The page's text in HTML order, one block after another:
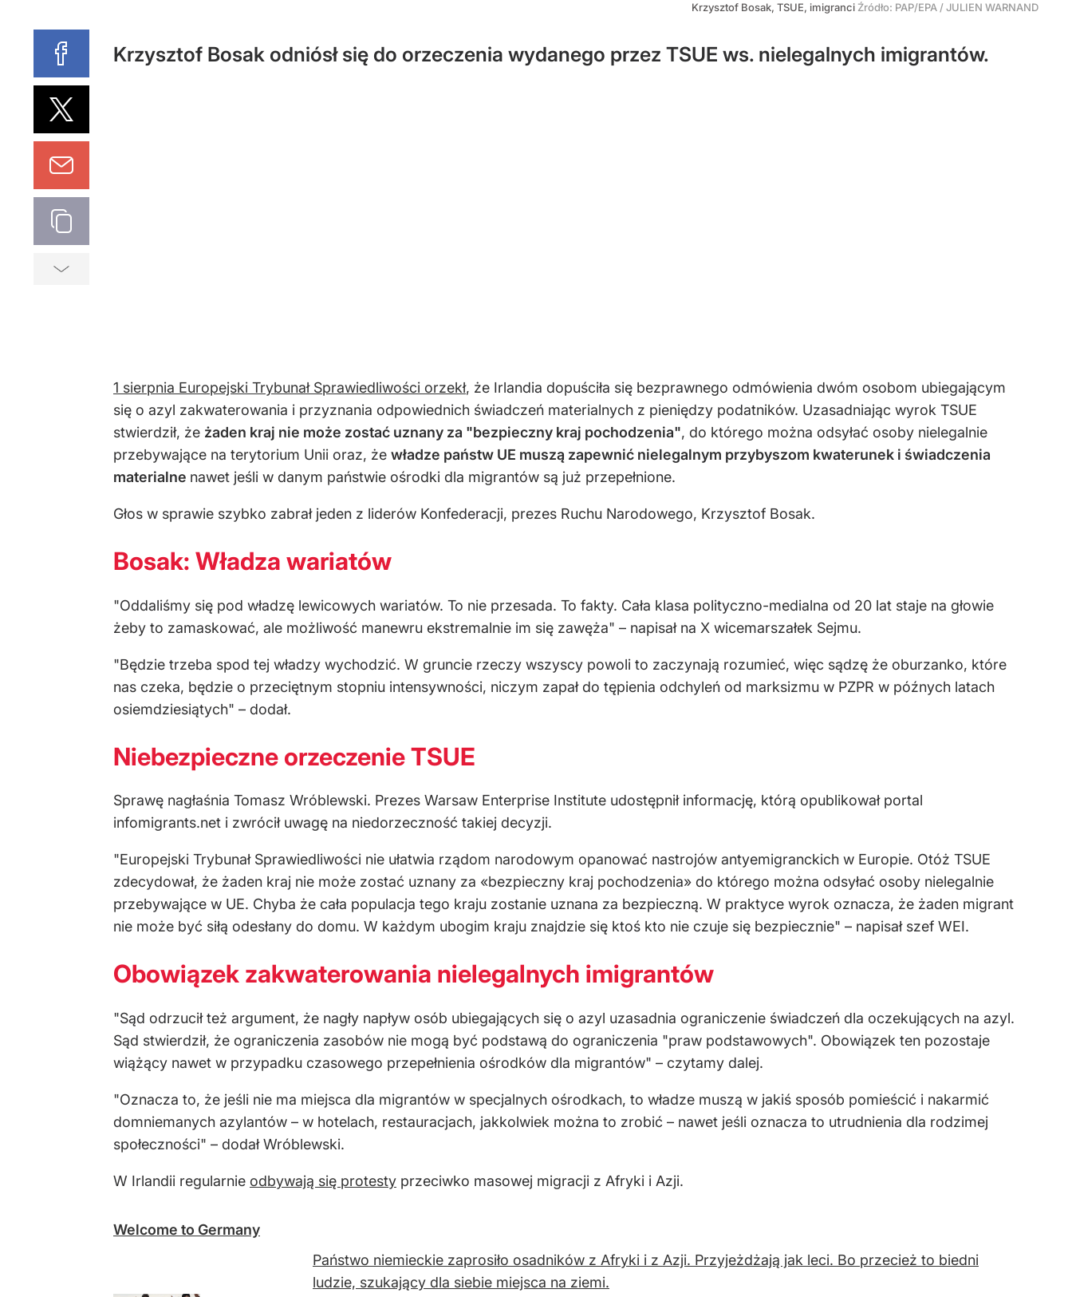
Krzysztof Bosak, TSUE, imigranci Źródło: PAP/EPA /JULIEN WARNAND
Krzysztof Bosak odniósł się do orzeczenia wydanego przez TSUE ws. nielegalnych imigrantów.
1 sierpnia Europejski Trybunał Sprawiedliwości orzekł, że Irlandia dopuściła się bezprawnego odmówienia dwóm osobom ubiegającym
się o azyl zakwaterowania i przyznania odpowiednich świadczeń materialnych z pieniędzy podatników. Uzasadniając wyrok TSUE
stwierdził, że żaden kraj nie może zostać uznany za "bezpieczny kraj pochodzenia", do którego można odsyłać osoby nielegalnie
przebywające na terytorium Unii oraz, że władze państw UE muszą zapewnić nielegalnym przybyszom kwaterunek i świadczenia
materialne nawet jeśli w danym państwie ośrodki dla migrantów są już przepełnione.
Głos w sprawie szybko zabrał jeden z liderów Konfederacji, prezes Ruchu Narodowego, Krzysztof Bosak.
Bosak: Władza wariatów
"Oddaliśmy się pod władzę lewicowych wariatów. To nie przesada. To fakty. Cała klasa polityczno-medialna od 20 lat staje na głowie
żeby to zamaskować, ale możliwość manewru ekstremalnie im się zawęża" – napisał na X wicemarszałek Sejmu.
"Będzie trzeba spod tej władzy wychodzić. W gruncie rzeczy wszyscy powoli to zaczynają rozumieć, więc sądzę że oburzanko, które
nas czeka, będzie o przeciętnym stopniu intensywności, niczym zapał do tępienia odchyleń od marksizmu w PZPR w późnych latach
osiemdziesiątych" – dodał.
Niebezpieczne orzeczenie TSUE
Sprawę nagłaśnia Tomasz Wróblewski. Prezes Warsaw Enterprise Institute udostępnił informację, którą opublikował portal
infomigrants.net i zwrócił uwagę na niedorzeczność takiej decyzji.
"Europejski Trybunał Sprawiedliwości nie ułatwia rządom narodowym opanować nastrojów antyemigranckich w Europie. Otóż TSUE
zdecydował, że żaden kraj nie może zostać uznany za «bezpieczny kraj pochodzenia» do którego można odsyłać osoby nielegalnie
przebywające w UE. Chyba że cała populacja tego kraju zostanie uznana za bezpieczną. W praktyce wyrok oznacza, że żaden migrant
nie może być siłą odesłany do domu. W każdym ubogim kraju znajdzie się ktoś kto nie czuje się bezpiecznie" – napisał szef WEI.
Obowiązek zakwaterowania nielegalnych imigrantów
"Sąd odrzucił też argument, że nagły napływ osób ubiegających się o azyl uzasadnia ograniczenie świadczeń dla oczekujących na azyl.
Sąd stwierdził, że ograniczenia zasobów nie mogą być podstawą do ograniczenia "praw podstawowych". Obowiązek ten pozostaje
wiążący nawet w przypadku czasowego przepełnienia ośrodków dla migrantów" – czytamy dalej.
"Oznacza to, że jeśli nie ma miejsca dla migrantów w specjalnych ośrodkach, to władze muszą w jakiś sposób pomieścić i nakarmić
domniemanych azylantów – w hotelach, restauracjach, jakkolwiek można to zrobić – nawet jeśli oznacza to utrudnienia dla rodzimej
społeczności" – dodał Wróblewski.
W Irlandii regularnie odbywają się protesty przeciwko masowej migracji z Afryki i Azji.
Welcome to Germany
Państwo niemieckie zaprosiło osadników z Afryki i z Azji. Przyjeżdżają jak leci. Bo przecież to biedni
ludzie, szukający dla siebie miejsca na ziemi.